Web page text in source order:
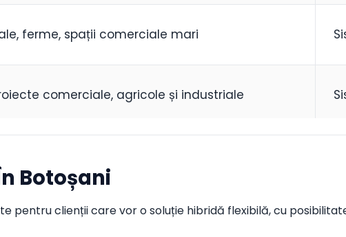
ferme, spații comerciale mari
comerciale, agricole și industriale
Botoșani
pentru clienții care vor o soluție hibridă flexibilă, cu